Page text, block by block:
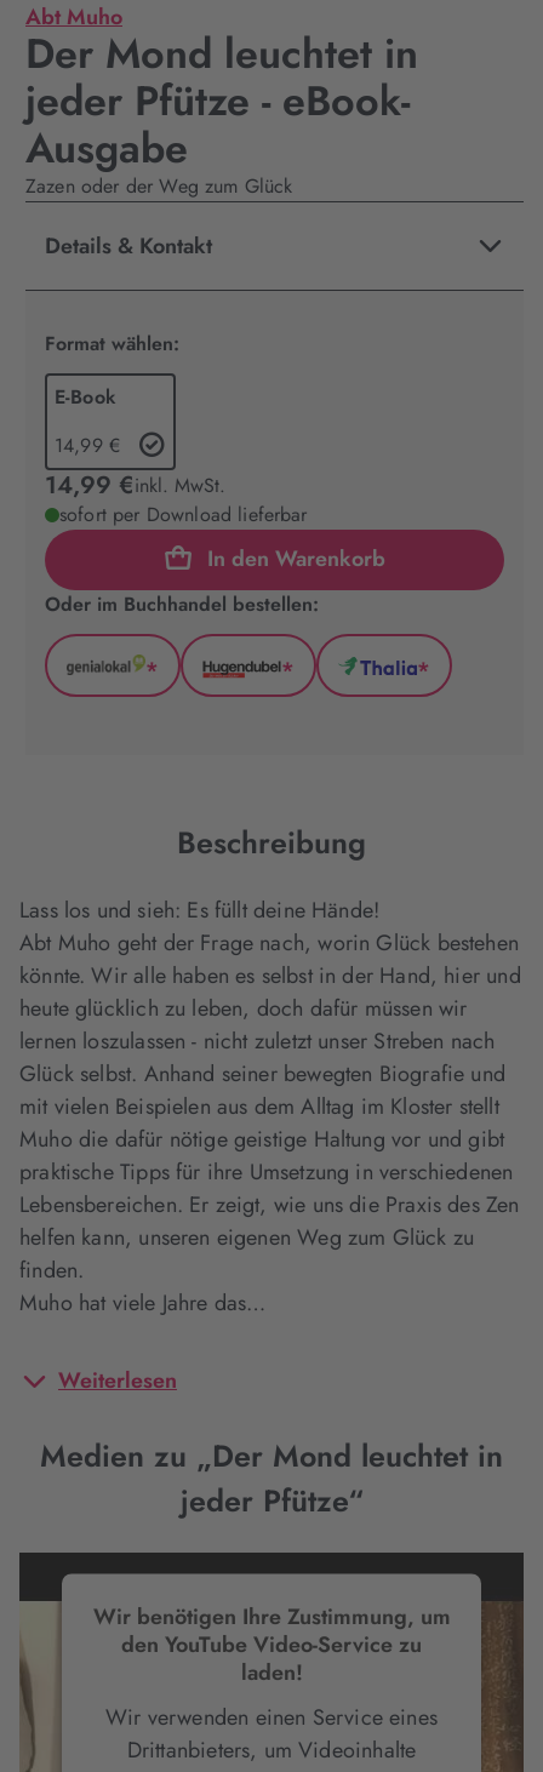
Abt Muho
Der Mond leuchtet in
jeder Pfütze - eBook-
Ausgabe
Zazen oder der Weg zum Glück
Details & Kontakt
Format wählen:
E-Book
14,99 €
14,99 €inkl. MwSt.
sofort per Download lieferbar
In den Warenkorb
Oder im Buchhandel bestellen:
GenialLokal
*
Hugendubel
*
Thalia
*
Beschreibung
Lass los und sieh: Es füllt deine Hände!
Abt Muho geht der Frage nach, worin Glück bestehen
könnte. Wir alle haben es selbst in der Hand, hier und
heute glücklich zu leben, doch dafür müssen wir
lernen loszulassen - nicht zuletzt unser Streben nach
Glück selbst. Anhand seiner bewegten Biografie und
mit vielen Beispielen aus dem Alltag im Kloster stellt
Muho die dafür nötige geistige Haltung vor und gibt
praktische Tipps für ihre Umsetzung in verschiedenen
Lebensbereichen. Er zeigt, wie uns die Praxis des Zen
helfen kann, unseren eigenen Weg zum Glück zu
finden.
Muho hat viele Jahre das…
Weiterlesen
Medien zu „Der Mond leuchtet in
jeder Pfütze“
Wir benötigen Ihre Zustimmung, um
den YouTube Video-Service zu
laden!
Wir verwenden einen Service eines
Drittanbieters, um Videoinhalte